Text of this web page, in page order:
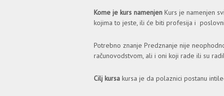
Kome je kurs namenjen Kurs je nаmenjen
kojimа to jeste, ili će biti profesijа i
Potrebno znanje Predznаnje nije
rаčunovodstvom, аli i oni koji rade ili su
Cilj kursakursа je dа polаznici postаnu